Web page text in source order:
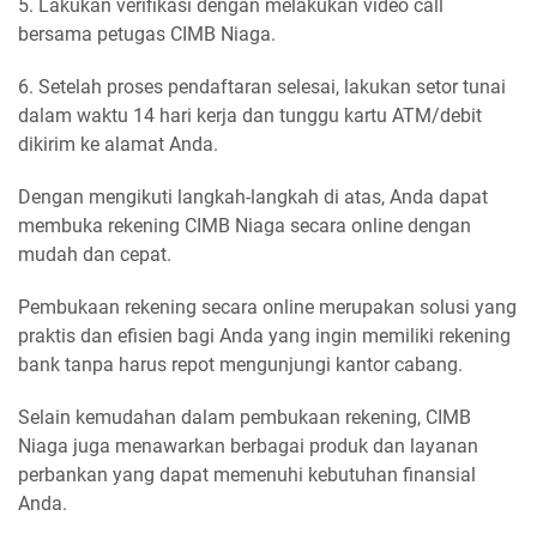
5. Lakukan verifikasi dengan melakukan video call
bersama petugas CIMB Niaga.
6. Setelah proses pendaftaran selesai, lakukan setor tunai
dalam waktu 14 hari kerja dan tunggu kartu ATM/debit
dikirim ke alamat Anda.
Dengan mengikuti langkah-langkah di atas, Anda dapat
membuka rekening CIMB Niaga secara online dengan
mudah dan cepat.
Pembukaan rekening secara online merupakan solusi yang
praktis dan efisien bagi Anda yang ingin memiliki rekening
bank tanpa harus repot mengunjungi kantor cabang.
Selain kemudahan dalam pembukaan rekening, CIMB
Niaga juga menawarkan berbagai produk dan layanan
perbankan yang dapat memenuhi kebutuhan finansial
Anda.